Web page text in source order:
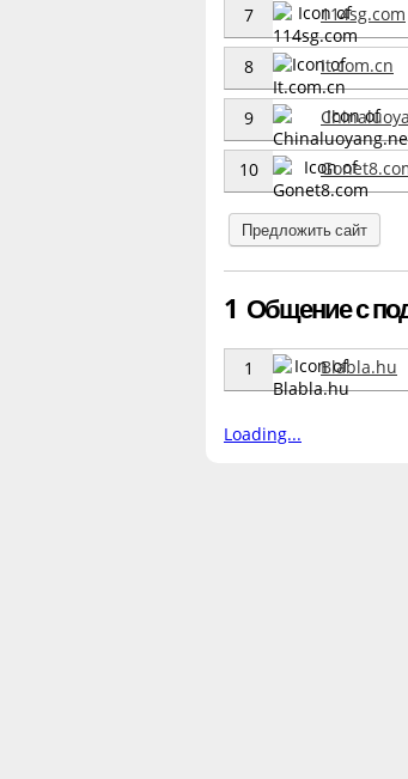
7 114sg.com
8 It.com.cn
9
10
Предложить сайт
1 Общение с
1 Blabla.hu
Loading...